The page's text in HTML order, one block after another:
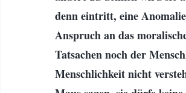
denn eintritt, eine
Anspruch an das
Tatsachen noch der
Menschlichkeit nicht